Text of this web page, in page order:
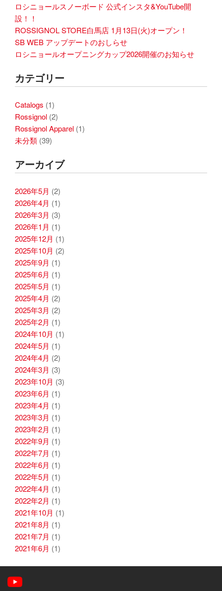
ロシニョールスノーボード 公式インスタ&YouTube開
設！！
ROSSIGNOL STORE白馬店 1月13日(火)オープン！
SB WEB アップデートのおしらせ
ロシニョールオープニングカップ2026開催のお知らせ
カテゴリー
Catalogs (1)
Rossignol (2)
Rossignol Apparel (1)
未分類 (39)
アーカイブ
2026年5月 (2)
2026年4月 (1)
2026年3月 (3)
2026年1月 (1)
2025年12月 (1)
2025年10月 (2)
2025年9月 (1)
2025年6月 (1)
2025年5月 (1)
2025年4月 (2)
2025年3月 (2)
2025年2月 (1)
2024年10月 (1)
2024年5月 (1)
2024年4月 (2)
2024年3月 (3)
2023年10月 (3)
2023年6月 (1)
2023年4月 (1)
2023年3月 (1)
2023年2月 (1)
2022年9月 (1)
2022年7月 (1)
2022年6月 (1)
2022年5月 (1)
2022年4月 (1)
2022年2月 (1)
2021年10月 (1)
2021年8月 (1)
2021年7月 (1)
2021年6月 (1)